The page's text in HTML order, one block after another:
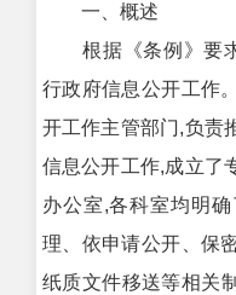
一、概述
根据《条例》要求
行政府信息公开工作
开工作主管部门,负责
信息公开工作,成立
办公室,各科室均明
理、依申请公开、保
纸质文件移送等相关